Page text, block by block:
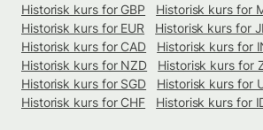
Historisk kurs for GBP
Historisk kurs for
Historisk kurs for EUR
Historisk kurs for
Historisk kurs for CAD
Historisk kurs for
Historisk kurs for NZD
Historisk kurs for
Historisk kurs for SGD
Historisk kurs for
Historisk kurs for CHF
Historisk kurs for